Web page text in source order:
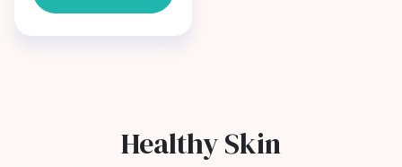
Healthy Skin